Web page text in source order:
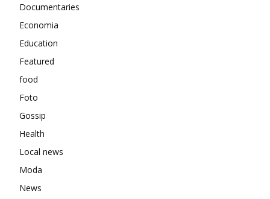
Documentaries
Economia
Education
Featured
food
Foto
Gossip
Health
Local news
Moda
News